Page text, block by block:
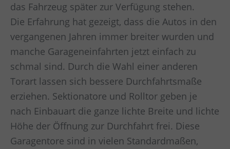
das Fahrzeug später zur Verfügung stehen.
Die Erfahrung hat gezeigt, dass die Autos in den
vergangenen Jahren immer breiter wurden und
manche Garageneinfahrten jetzt einfach zu
schmal sind. Durch die Wahl einer anderen
Torart lassen sich bessere Durchfahrtsmaße
erziehen. Sektionatore und Rolltor geben je
nach Einbauart die ganze lichte Breite und lichte
Höhe der Öffnung zur Durchfahrt frei. Diese
Garagentore sind in vielen Standardmaßen,